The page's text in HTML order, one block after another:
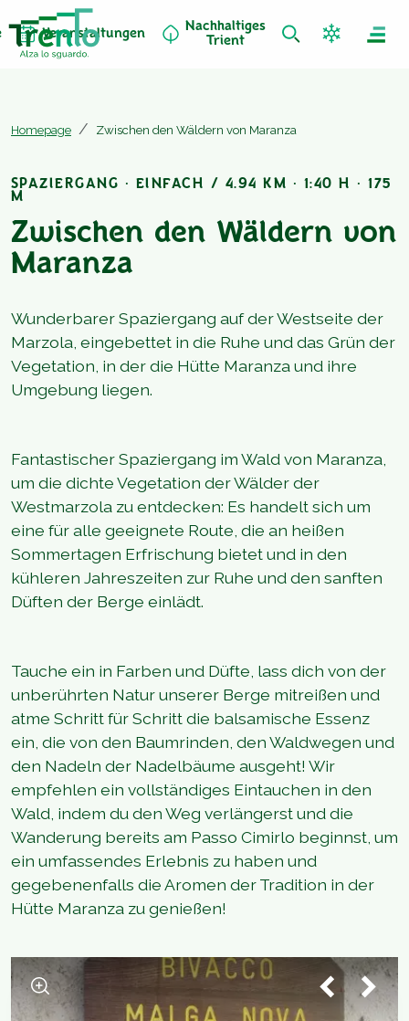
Veranstaltungen
Nachhaltiges
Trient
Homepage Zwischen den Wäldern von Maranza
Zwischen den Wäldern von
Maranza
SPAZIERGANG · EINFACH / 4.94 KM · 1:40 H · 175
M
Wunderbarer Spaziergang auf der Westseite der
Marzola, eingebettet in die Ruhe und das Grün der
Vegetation, in der die Hütte Maranza und ihre
Umgebung liegen.
Fantastischer Spaziergang im Wald von Maranza,
um die dichte Vegetation der Wälder der
Westmarzola zu entdecken: Es handelt sich um
eine für alle geeignete Route, die an heißen
Sommertagen Erfrischung bietet und in den
kühleren Jahreszeiten zur Ruhe und den sanften
Düften der Berge einlädt.
Tauche ein in Farben und Düfte, lass dich von der
unberührten Natur unserer Berge mitreißen und
atme Schritt für Schritt die balsamische Essenz
ein, die von den Baumrinden, den Waldwegen und
den Nadeln der Nadelbäume ausgeht! Wir
empfehlen ein vollständiges Eintauchen in den
Wald, indem du den Weg verlängerst und die
Wanderung bereits am Passo Cimirlo beginnst, um
ein umfassendes Erlebnis zu haben und
gegebenenfalls die Aromen der Tradition in der
Hütte Maranza zu genießen!